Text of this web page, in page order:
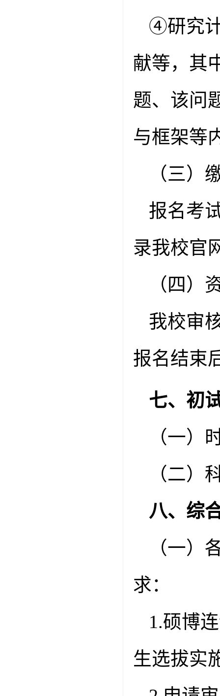
④研究
献等，其
题、该问
与框架等
（三）
报名考
录我校官
（四）
我校审
报名结束
七、初
（一）
（二）
八、综
（一）
求：
1.硕博
生选拔实